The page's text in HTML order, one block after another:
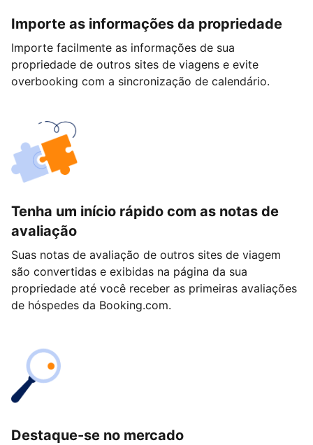
Importe as informações da propriedade
Importe facilmente as informações de sua
propriedade de outros sites de viagens e evite
overbooking com a sincronização de calendário.
Tenha um início rápido com as notas de
avaliação
Suas notas de avaliação de outros sites de viagem
são convertidas e exibidas na página da sua
propriedade até você receber as primeiras avaliações
de hóspedes da Booking.com.
Destaque-se no mercado